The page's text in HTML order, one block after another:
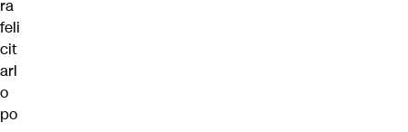
ra
feli
cit
arl
o
po